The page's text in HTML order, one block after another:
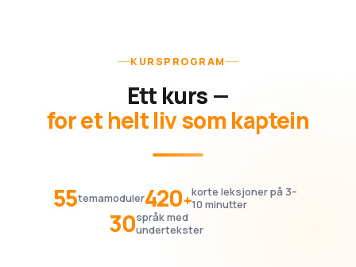
KURSPROGRAM
Ett kurs —
for et helt liv som kaptein
55temamoduler420+korte leksjoner på 3–
10 minutter
30språk med
undertekster